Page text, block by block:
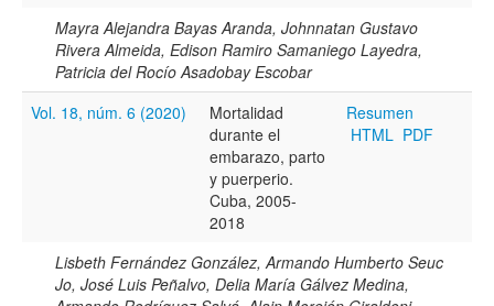
Mayra Alejandra Bayas Aranda, Johnnatan Gustavo
Rivera Almeida, Edison Ramiro Samaniego Layedra,
Patricia del Rocío Asadobay Escobar
Vol. 18, núm. 6 (2020)
Mortalidad
durante el
embarazo, parto
y puerperio.
Cuba, 2005-
2018
Resumen
HTML PDF
Lisbeth Fernández González, Armando Humberto Seuc
Jo, José Luis Peñalvo, Delia María Gálvez Medina,